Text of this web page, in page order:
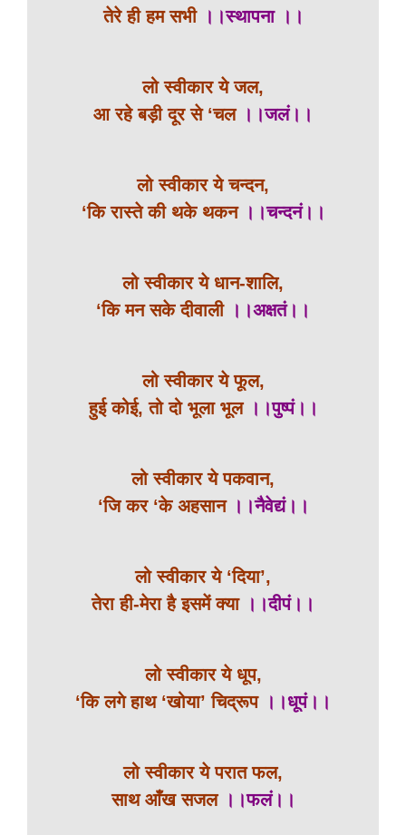
तेरे ही हम सभी ।।स्थापना ।।
लो स्वीकार ये जल,
आ रहे बड़ी दूर से ‘चल।।जलं।।
लो स्वीकार ये चन्दन,
‘कि रास्ते की थके थकन ।।चन्दनं।।
लो स्वीकार ये धान-शालि,
‘कि मन सके दीवाली ।।अक्षतं।।
लो स्वीकार ये फूल,
हुई कोई, तो दो भूला भूल ।।पुष्पं।।
लो स्वीकार ये पकवान,
‘जि कर ‘के अहसान ।।नैवेद्यं।।
लो स्वीकार ये ‘दिया’,
तेरा ही-मेरा है इसमें क्या ।।दीपं।।
लो स्वीकार ये धूप,
‘कि लगे हाथ ‘खोया’ चिद्रूप।।धूपं।।
लो स्वीकार ये परात फल,
साथ आँख सजल ।।फलं।।